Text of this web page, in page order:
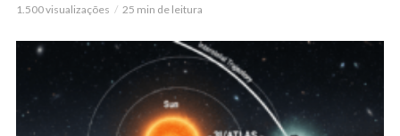
1.500 visualizações 25 min de leitura